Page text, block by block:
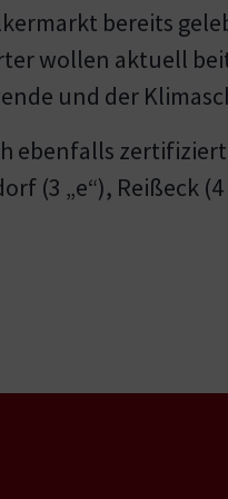
bereits
wollen aktuell
und der
ebenfalls
(3 „e“), Reißeck